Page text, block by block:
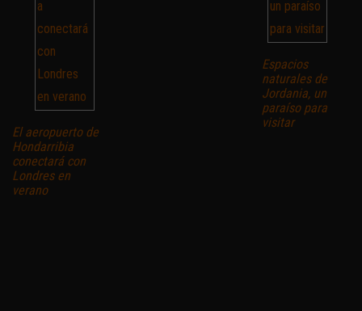
El aeropuerto de
Hondarribia
conectará con
Londres en
verano
Espacios
naturales de
Jordania, un
paraíso para
visitar